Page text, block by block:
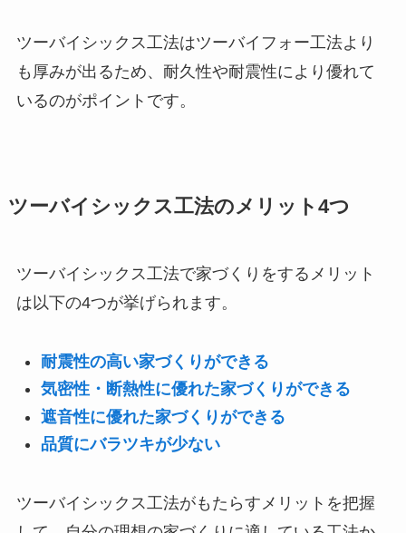
ツーバイシックス工法はツーバイフォー工法より
も厚みが出るため、耐久性や耐震性により優れて
いるのがポイントです。
ツーバイシックス工法のメリット4つ
ツーバイシックス工法で家づくりをするメリット
は以下の4つが挙げられます。
耐震性の高い家づくりができる
気密性・断熱性に優れた家づくりができる
遮音性に優れた家づくりができる
品質にバラツキが少ない
ツーバイシックス工法がもたらすメリットを把握